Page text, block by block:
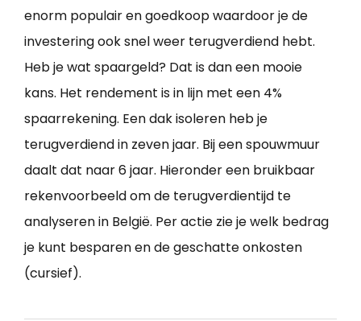
enorm populair en goedkoop waardoor je de
investering ook snel weer terugverdiend hebt.
Heb je wat spaargeld? Dat is dan een mooie
kans. Het rendement is in lijn met een 4%
spaarrekening. Een dak isoleren heb je
terugverdiend in zeven jaar. Bij een spouwmuur
daalt dat naar 6 jaar. Hieronder een bruikbaar
rekenvoorbeeld om de terugverdientijd te
analyseren in België. Per actie zie je welk bedrag
je kunt besparen en de geschatte onkosten
(cursief).